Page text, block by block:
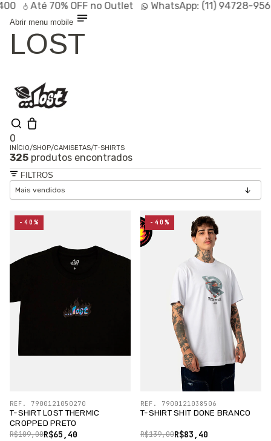
Até70% OFFno Outlet WhatsApp:(11) 94728-9569
Abrir menu mobile
LOST
0
Olá, visitante
Entrar /
Cadastrar
Shop
Linhas
Especiais
INÍCIO/SHOP/CAMISETAS/T-SHIRTS
325 produtos encontrados
FILTROS
T-SHIRT LOST THERMIC
CROPPED PRETO
R$65,40
R$109,00
REF. 7900121050270
-40%
T-SHIRT SHIT DONE BRANCO
R$83,40
R$139,00
REF. 7900121038506
-40%